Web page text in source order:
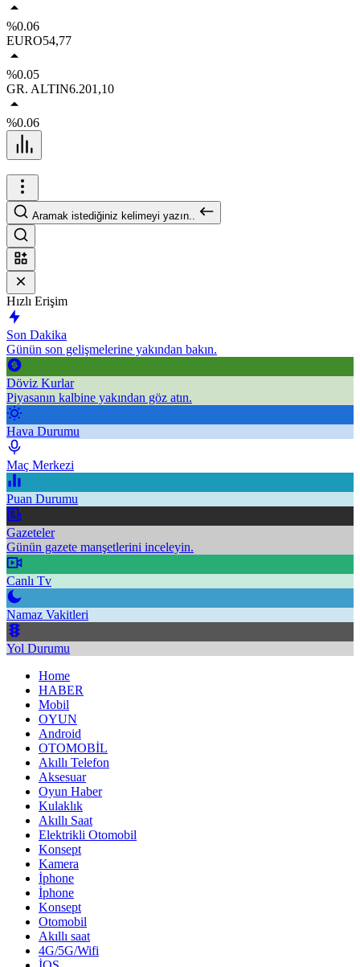
%0.06
EURO54,77
%0.05
GR. ALTIN6.201,10
%0.06
Aramak istediğiniz kelimeyi yazın..
Hızlı Erişim
Son Dakika
Günün son gelişmelerine yakından bakın.
Döviz Kurlar
Piyasanın kalbine yakından göz atın.
Hava Durumu
Maç Merkezi
Puan Durumu
Gazeteler
Günün gazete manşetlerini inceleyin.
Canlı Tv
Namaz Vakitleri
Yol Durumu
Home
HABER
Mobil
OYUN
Android
OTOMOBİL
Akıllı Telefon
Aksesuar
Oyun Haber
Kulaklık
Akıllı Saat
Elektrikli Otomobil
Konsept
Kamera
İphone
İphone
Konsept
Otomobil
Akıllı saat
4G/5G/Wifi